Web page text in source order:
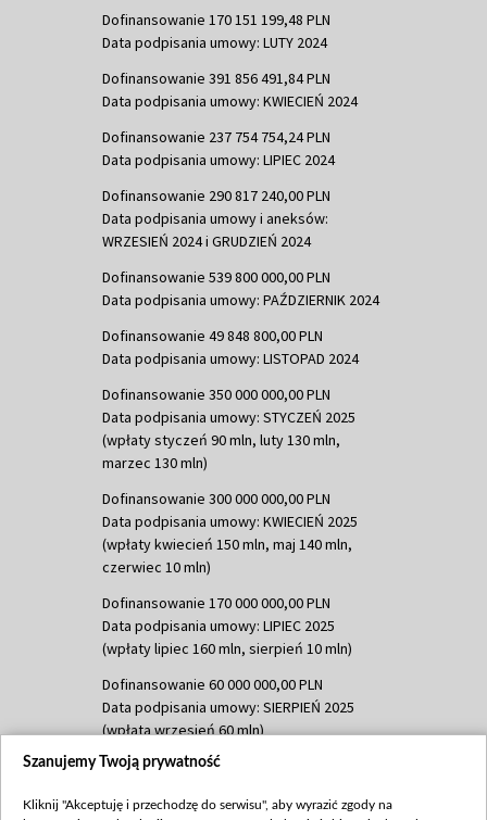
Dofinansowanie 170 151 199,48 PLN
Data podpisania umowy: LUTY 2024
Dofinansowanie 391 856 491,84 PLN
Data podpisania umowy: KWIECIEŃ 2024
Dofinansowanie 237 754 754,24 PLN
Data podpisania umowy: LIPIEC 2024
Dofinansowanie 290 817 240,00 PLN
Data podpisania umowy i aneksów:
WRZESIEŃ 2024 i GRUDZIEŃ 2024
Dofinansowanie 539 800 000,00 PLN
Data podpisania umowy: PAŹDZIERNIK 2024
Dofinansowanie 49 848 800,00 PLN
Data podpisania umowy: LISTOPAD 2024
Dofinansowanie 350 000 000,00 PLN
Data podpisania umowy: STYCZEŃ 2025
(wpłaty styczeń 90 mln, luty 130 mln,
marzec 130 mln)
Dofinansowanie 300 000 000,00 PLN
Data podpisania umowy: KWIECIEŃ 2025
(wpłaty kwiecień 150 mln, maj 140 mln,
czerwiec 10 mln)
Dofinansowanie 170 000 000,00 PLN
Data podpisania umowy: LIPIEC 2025
(wpłaty lipiec 160 mln, sierpień 10 mln)
Dofinansowanie 60 000 000,00 PLN
Data podpisania umowy: SIERPIEŃ 2025
(wpłata wrzesień 60 mln)
Dofinansowanie 635 783 051,21 PLN
(wpłata wrzesień 100 mln, październik 350
Szanujemy Twoją prywatność
Kliknij "Akceptuję i przechodzę do serwisu", aby wyrazić zgody na